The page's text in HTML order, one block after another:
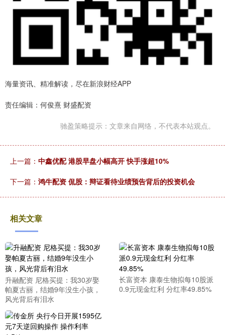
海量资讯、精准解读，尽在新浪财经APP
责任编辑：何俊熹 财盛配资
驰盈策略提示：文章来自网络，不代表本站观点。
上一篇： 中鑫优配 港股早盘小幅高开 快手涨超10%
下一篇： 鸿牛配资 侃股：辩证看待业绩预告背后的投资机会
相关文章
升融配资 尼格买提：我30岁娶
帕夏古丽，结婚9年没生小孩，
风光背后有泪水
长富资本 康泰生物拟每10股派
0.9元现金红利 分红率49.85%